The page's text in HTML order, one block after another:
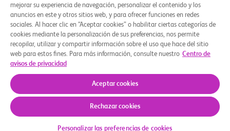
Descripción general
El propósito de este estudio es evaluar la seguridad, la
tolerabilidad, los niveles del fármaco, los efectos del
Aviso legal Política de privacidad
© 2026 Bristol-Myers Squibb Company
mejorar su experiencia de navegación, personalizar el contenido y los
anuncios en este y otros sitios web, y para ofrecer funciones en redes
sociales. Al hacer clic en “Aceptar cookies” o habilitar ciertas categorías de
cookies mediante la personalización de sus preferencias, nos permite
recopilar, utilizar y compartir información sobre el uso que hace del sitio
web para estos fines. Para más información, consulte nuestro Centro de
avisos de privacidad
Aceptar cookies
Rechazar cookies
Personalizar las preferencias de cookies